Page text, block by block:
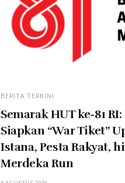
BERITA TERKINI
Semarak HUT ke-81
Siapkan “War Tiket”
Istana, Pesta Rakyat,
Merdeka Run